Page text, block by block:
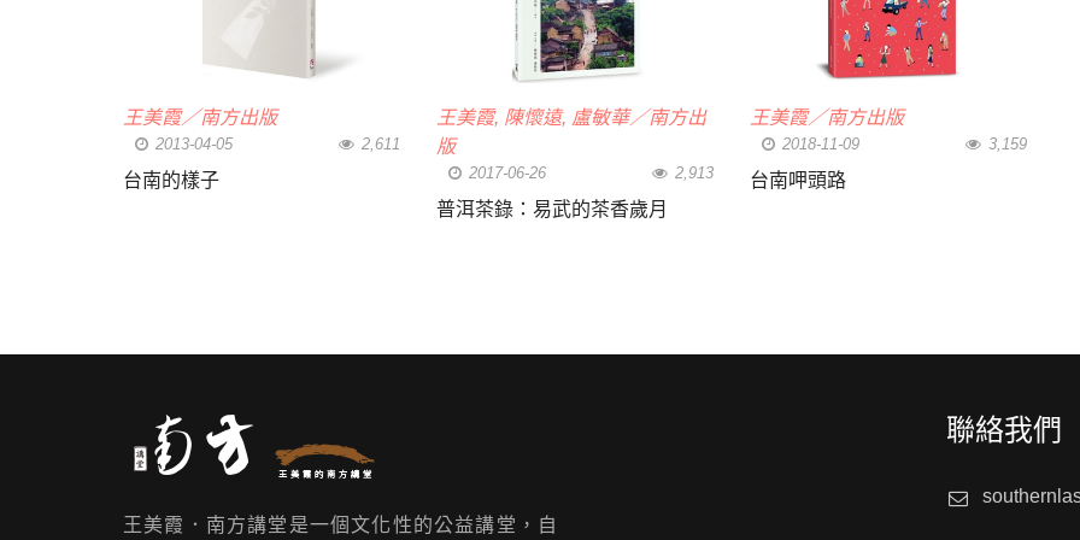
王美霞／南方出版
2013-04-05 2,611
台南的樣子
王美霞, 陳懷遠, 盧敏華／南方出
版
2017-06-26 2,913
普洱茶錄：易武的茶香歲月
王美霞／南方出版
2018-11-09 3,159
台南呷頭路
王美霞．南方講堂是一個文化性的公益講堂，自
聯絡我們